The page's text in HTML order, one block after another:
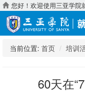
您好！欢迎使用三亚学院
当前位置: 首页 培训
60天在